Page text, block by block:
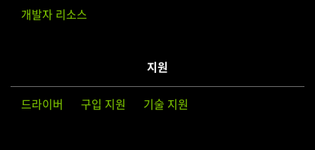
개발자 리소스
지원
드라이버 구입 지원 기술 지원